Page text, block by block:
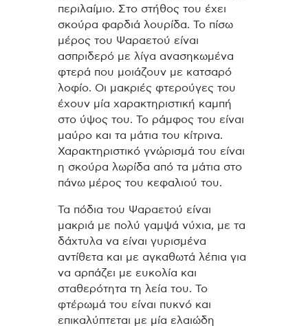
περιλαίμιο. Στο στήθος του έχει
σκούρα φαρδιά λουρίδα. Το πίσω
μέρος του Ψαραετού είναι
ασπριδερό με λίγα ανασηκωμένα
φτερά που μοιάζουν με κατσαρό
λοφίο. Οι μακριές φτερούγες του
έχουν μία χαρακτηριστική καμπή
στο ύψος του. Το ράμφος του είναι
μαύρο και τα μάτια του κίτρινα.
Χαρακτηριστικό γνώρισμά του είναι
η σκούρα λωρίδα από τα μάτια στο
πάνω μέρος του κεφαλιού του.
Τα πόδια του Ψαραετού είναι
μακριά με πολύ γαμψά νύχια, με τα
δάχτυλα να είναι γυρισμένα
αντίθετα και με αγκαθωτά λέπια για
να αρπάζει με ευκολία και
σταθερότητα τη λεία του. Το
φτέρωμά του είναι πυκνό και
επικαλύπτεται με μία ελαιώδη